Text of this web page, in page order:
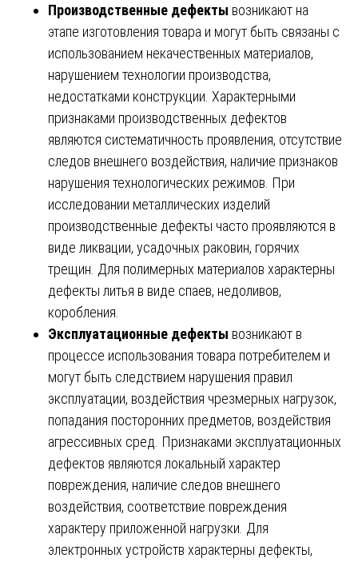
Производственные дефекты возникают на
этапе изготовления товара и могут быть связаны с
использованием некачественных материалов,
нарушением технологии производства,
недостатками конструкции. Характерными
признаками производственных дефектов
являются систематичность проявления, отсутствие
следов внешнего воздействия, наличие признаков
нарушения технологических режимов. При
исследовании металлических изделий
производственные дефекты часто проявляются в
виде ликвации, усадочных раковин, горячих
трещин. Для полимерных материалов характерны
дефекты литья в виде спаев, недоливов,
коробления.
Эксплуатационные дефекты возникают в
процессе использования товара потребителем и
могут быть следствием нарушения правил
эксплуатации, воздействия чрезмерных нагрузок,
попадания посторонних предметов, воздействия
агрессивных сред. Признаками эксплуатационных
дефектов являются локальный характер
повреждения, наличие следов внешнего
воздействия, соответствие повреждения
характеру приложенной нагрузки. Для
электронных устройств характерны дефекты,